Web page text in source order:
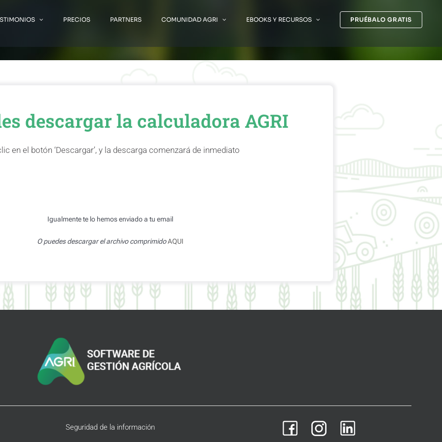
PRECIOS PARTNERS COMUNIDAD AGRI EBOOKS Y RECURSOS PRUÉBALO GRATIS
descargar la calculadora AGRI
en el botón ‘Descargar’, y la descarga comenzará de inmediato
Igualmente te lo hemos enviado a tu email
O puedes descargar el archivo comprimidoAQUI
Seguridad de la información